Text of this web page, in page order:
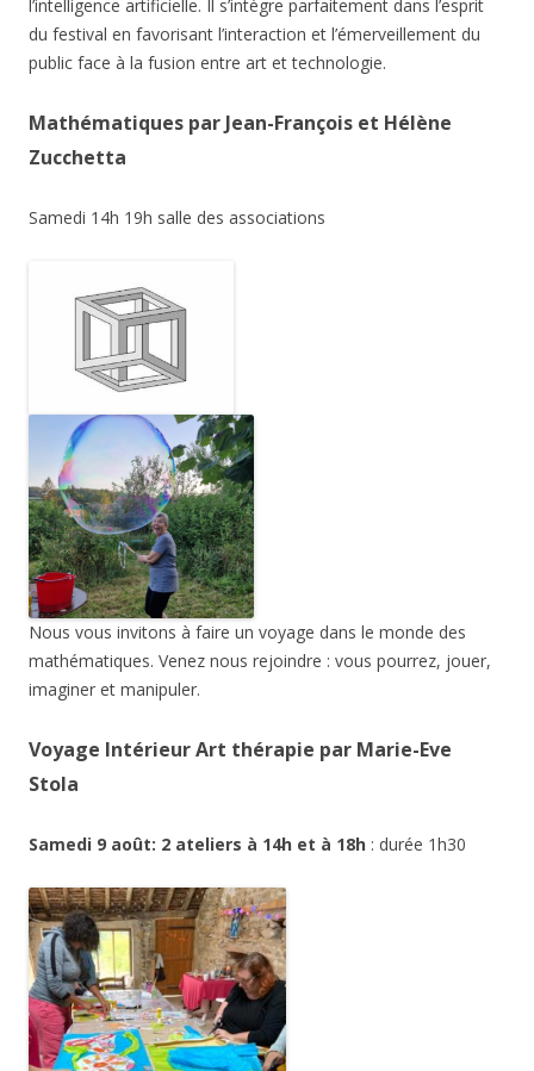
l’intelligence artificielle. Il s’intègre parfaitement dans l’esprit
du festival en favorisant l’interaction et l’émerveillement du
public face à la fusion entre art et technologie.
Mathématiques par Jean-François et Hélène
Zucchetta
Samedi 14h 19h salle des associations
Nous vous invitons à faire un voyage dans le monde des
mathématiques. Venez nous rejoindre : vous pourrez, jouer,
imaginer et manipuler.
Voyage Intérieur Art thérapie par Marie-Eve
Stola
Samedi 9 août: 2 ateliers à 14h et à 18h : durée 1h30